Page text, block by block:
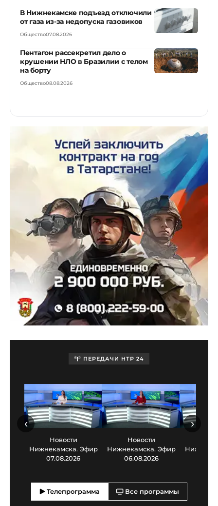
В Нижнекамске подъезд отключили
от газа из-за недопуска газовиков
Общество07.08.2026
Пентагон рассекретил дело о
крушении НЛО в Бразилии с телом
на борту
Общество08.08.2026
ПЕРЕДАЧИ НТР 24
Новости
Нижнекамска. Эфир
07.08.2026
Новости
Нижнекамска. Эфир
06.08.2026
‹ ›
Телепрограмма Все программы